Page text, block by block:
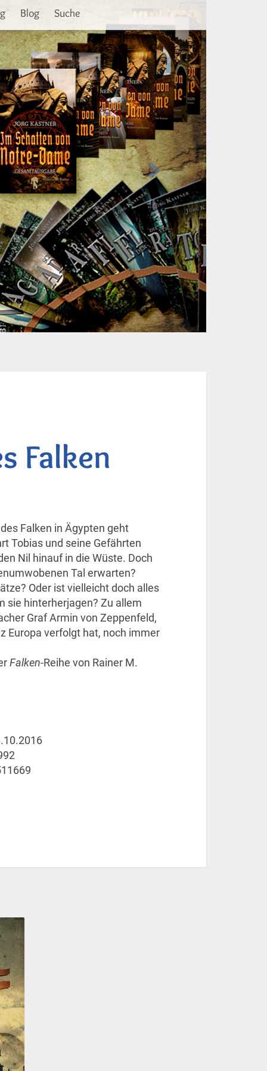
Blog Suche Weiter
Falken
Falken in Ägypten geht
Tobias und seine Gefährten
Nil hinauf in die Wüste. Doch
Tal erwarten?
Oder ist vielleicht doch alles
sie hinterherjagen? Zu allem
Graf Armin von Zeppenfeld,
Europa verfolgt hat, noch immer
Falken-Reihe von Rainer M.